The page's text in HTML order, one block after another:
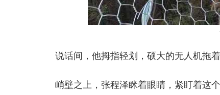
说话间，他拇指轻划，硕大的无人机拖
峭壁之上，张程泽眯着眼睛，紧盯着这